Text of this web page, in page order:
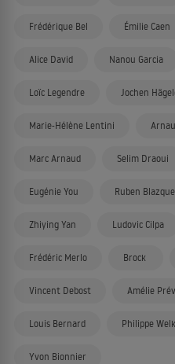
Frédérique Bel Émilie Caen
Alice David Nanou Garcia
Loïc Legendre Jochen
Marie-Hélène Lentini
Marc Arnaud Selim Draoui
Eugénie You Ruben
Zhiying Yan Ludovic Cilpa
Frédéric Merlo Brock
Vincent Debost Amélie
Louis Bernard Philippe
Yvon Bionnier